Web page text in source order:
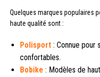
Quelques marques populaires
haute qualité sont :
Polisport : Connue pour
confortables.
Bobike : Modèles de